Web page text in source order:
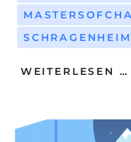
SCHRAGENHEIM
WEITERLESEN …